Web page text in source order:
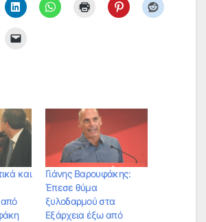
και
από
Γιάνης Βαρουφάκης:
Έπεσε θύμα
ξυλοδαρμού στα
Εξάρχεια έξω από